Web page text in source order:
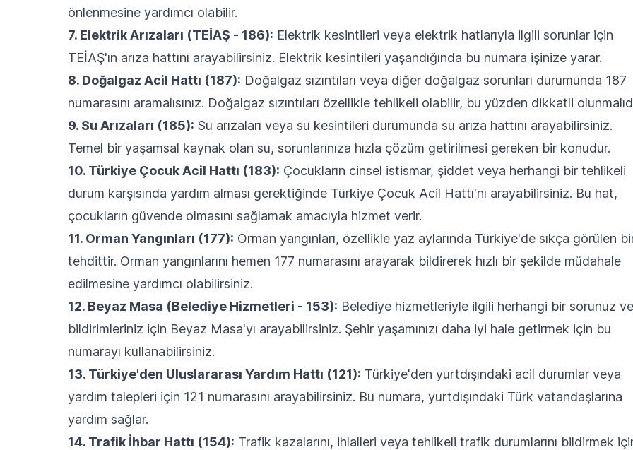
önlenmesine yardımcı olabilir.
7. Elektrik Arızaları (TEİAŞ - 186): Elektrik kesintileri veya elektrik hatlarıyla ilgili sorunlar için
TEİAŞ'ın arıza hattını arayabilirsiniz. Elektrik kesintileri yaşandığında bu numara işinize yarar.
8. Doğalgaz Acil Hattı (187): Doğalgaz sızıntıları veya diğer doğalgaz sorunları durumunda 187
numarasını aramalısınız. Doğalgaz sızıntıları özellikle tehlikeli olabilir, bu yüzden dikkatli
9. Su Arızaları (185): Su arızaları veya su kesintileri durumunda su arıza hattını arayabilirsiniz.
Temel bir yaşamsal kaynak olan su, sorunlarınıza hızla çözüm getirilmesi gereken bir konudur.
10. Türkiye Çocuk Acil Hattı (183): Çocukların cinsel istismar, şiddet veya herhangi bir tehlikeli
durum karşısında yardım alması gerektiğinde Türkiye Çocuk Acil Hattı'nı arayabilirsiniz. Bu hat,
çocukların güvende olmasını sağlamak amacıyla hizmet verir.
11. Orman Yangınları (177): Orman yangınları, özellikle yaz aylarında Türkiye'de sıkça görülen
tehdittir. Orman yangınlarını hemen 177 numarasını arayarak bildirerek hızlı bir şekilde müdahale
edilmesine yardımcı olabilirsiniz.
12. Beyaz Masa (Belediye Hizmetleri - 153): Belediye hizmetleriyle ilgili herhangi bir sorunuz
bildirimleriniz için Beyaz Masa'yı arayabilirsiniz. Şehir yaşamınızı daha iyi hale getirmek için bu
numarayı kullanabilirsiniz.
13. Türkiye'den Uluslararası Yardım Hattı (121): Türkiye'den yurtdışındaki acil durumlar veya
yardım talepleri için 121 numarasını arayabilirsiniz. Bu numara, yurtdışındaki Türk vatandaşlarına
yardım sağlar.
14. Trafik İhbar Hattı (154): Trafik kazalarını, ihlalleri veya tehlikeli trafik durumlarını bildirmek